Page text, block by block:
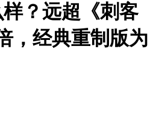
？远超《刺客
，经典重制版为